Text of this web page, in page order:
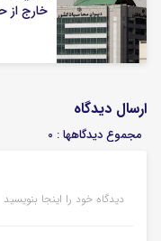
خارج از
ارسال دیدگاه
مجموع دیدگاهها : 0
دیدگاه خود را اینجا بنویسید